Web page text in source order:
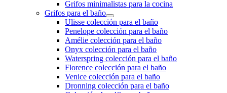
Grifos minimalistas para la cocina
Grifos para el baño
Ulisse colección para el baño
Penelope colección para el baño
Amélie colección para el baño
Onyx colección para el baño
Waterspring colección para el baño
Florence colección para el baño
Venice colección para el baño
Dronning colección para el baño